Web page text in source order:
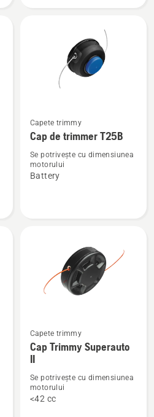
Vezi
mai
multe
detalii
Capete trimmy
Cap de trimmer T25B
Se potrivește cu dimensiunea
motorului
Battery
Vezi
mai
multe
detalii
despre
Capete trimmy
Cap Trimmy Superauto
II
Se potrivește cu dimensiunea
motorului
<42 cc